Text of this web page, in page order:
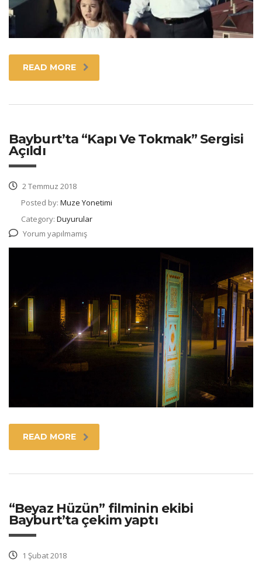
READ MORE
Bayburt’ta “Kapı Ve Tokmak” Sergisi
Açıldı
2 Temmuz 2018
Posted by: Muze Yonetimi
Category: Duyurular
Yorum yapılmamış
READ MORE
“Beyaz Hüzün” filminin ekibi
Bayburt’ta çekim yaptı
1 Şubat 2018